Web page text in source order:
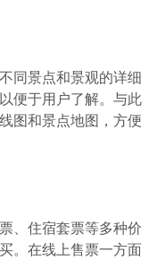
景点和景观的详细
便于用户了解。与此
图和景点地图，方便
住宿套票等多种价
。在线上售票一方面